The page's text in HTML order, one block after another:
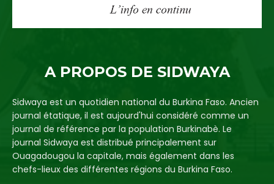
A PROPOS DE SIDWAYA
Sidwaya est un quotidien national du Burkina Faso. Ancien
journal étatique, il est aujourd'hui considéré comme un
journal de référence par la population Burkinabè. Le
journal Sidwaya est distribué principalement sur
Ouagadougou la capitale, mais également dans les
chefs-lieux des différentes régions du Burkina Faso.